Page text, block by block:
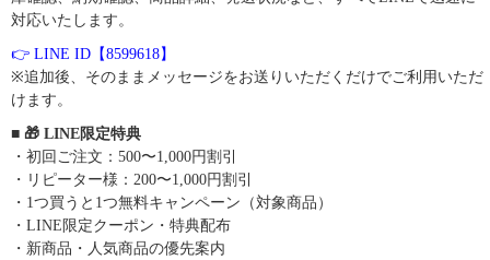
対応いたします。
👉 LINE ID【8599618】
※追加後、そのままメッセージをお送りいただくだけでご利用いただ
けます。
■ 🎁 LINE限定特典
・初回ご注文：500〜1,000円割引
・リピーター様：200〜1,000円割引
・1つ買うと1つ無料キャンペーン（対象商品）
・LINE限定クーポン・特典配布
・新商品・人気商品の優先案内